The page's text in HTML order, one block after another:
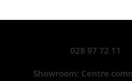
028 97 72 11
Showroom: Centre